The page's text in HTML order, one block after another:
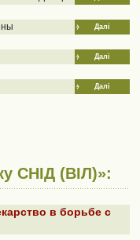
Далі
Далі
Далі
СНІД (ВІЛ)»:
в борьбе с